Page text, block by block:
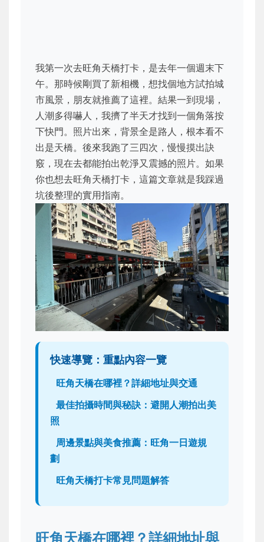
我第一次去旺角天橋打卡，是去年一個週末下
午。那時候剛買了新相機，想找個地方試拍城
市風景，朋友就推薦了這裡。結果一到現場，
人潮多得嚇人，我擠了半天才找到一個角落按
下快門。照片出來，背景全是路人，根本看不
出是天橋。後來我跑了三四次，慢慢摸出訣
竅，現在去都能拍出乾淨又震撼的照片。如果
你也想去旺角天橋打卡，這篇文章就是我踩過
坑後整理的實用指南。
快速導覽：重點內容一覽
旺角天橋在哪裡？詳細地址與交通
最佳拍攝時間與秘訣：避開人潮拍出美
照
周邊景點與美食推薦：旺角一日遊規
劃
旺角天橋打卡常見問題解答
旺角天橋在哪裡？詳細地址與